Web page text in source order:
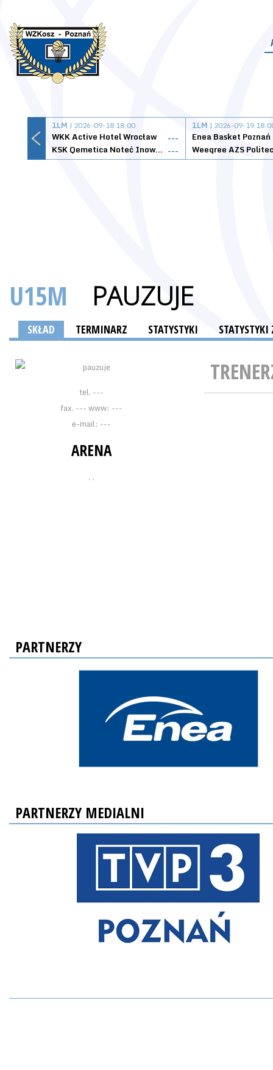
1LM | 2026-09-18 18:00
WKK Active Hotel Wrocław
---
KSK Qemetica Noteć Inowrocław ---
1LM | 2026-09-19
Enea Basket Poznań
U15M PAUZUJE
SKŁAD TERMINARZ STATYSTYKI
tel. ---
fax. --- www: ---
e-mail: ---
ARENA
, ,
PARTNERZY
PARTNERZY MEDIALNI